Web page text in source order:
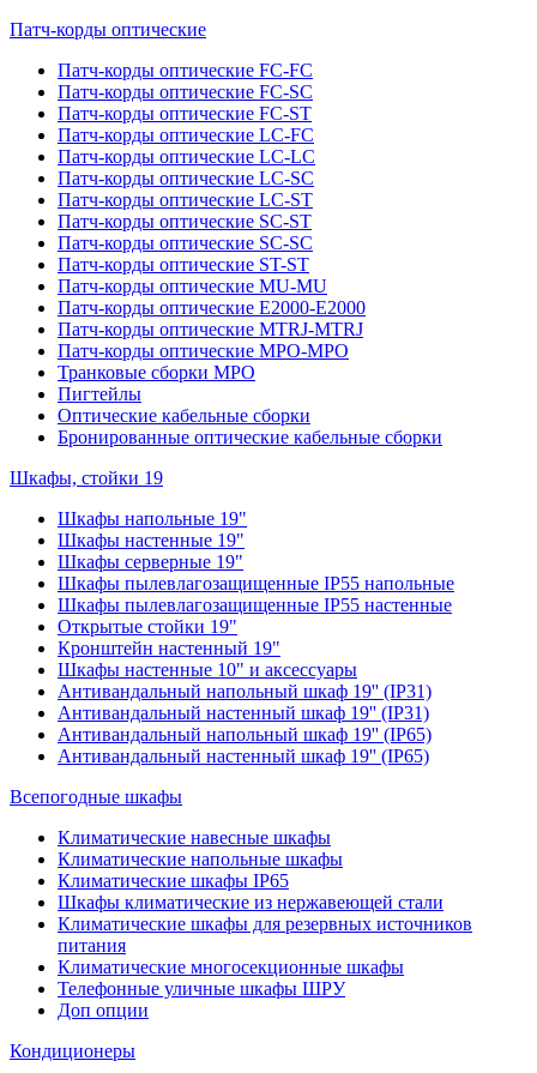
Патч-корды оптические
Патч-корды оптические FC-FC
Патч-корды оптические FC-SC
Патч-корды оптические FC-ST
Патч-корды оптические LC-FC
Патч-корды оптические LC-LC
Патч-корды оптические LC-SC
Патч-корды оптические LC-ST
Патч-корды оптические SC-ST
Патч-корды оптические SC-SC
Патч-корды оптические ST-ST
Патч-корды оптические MU-MU
Патч-корды оптические E2000-E2000
Патч-корды оптические MTRJ-MTRJ
Патч-корды оптические MPO-MPO
Транковые сборки MPO
Пигтейлы
Оптические кабельные сборки
Бронированные оптические кабельные сборки
Шкафы, стойки 19
Шкафы напольные 19"
Шкафы настенные 19"
Шкафы серверные 19"
Шкафы пылевлагозащищенные IP55 напольные
Шкафы пылевлагозащищенные IP55 настенные
Открытые стойки 19"
Кронштейн настенный 19"
Шкафы настенные 10" и аксессуары
Антивандальный напольный шкаф 19'' (IP31)
Антивандальный настенный шкаф 19'' (IP31)
Антивандальный напольный шкаф 19'' (IP65)
Антивандальный настенный шкаф 19'' (IP65)
Всепогодные шкафы
Климатические навесные шкафы
Климатические напольные шкафы
Климатические шкафы IP65
Шкафы климатические из нержавеющей стали
Климатические шкафы для резервных источников
питания
Климатические многосекционные шкафы
Телефонные уличные шкафы ШРУ
Доп опции
Кондиционеры